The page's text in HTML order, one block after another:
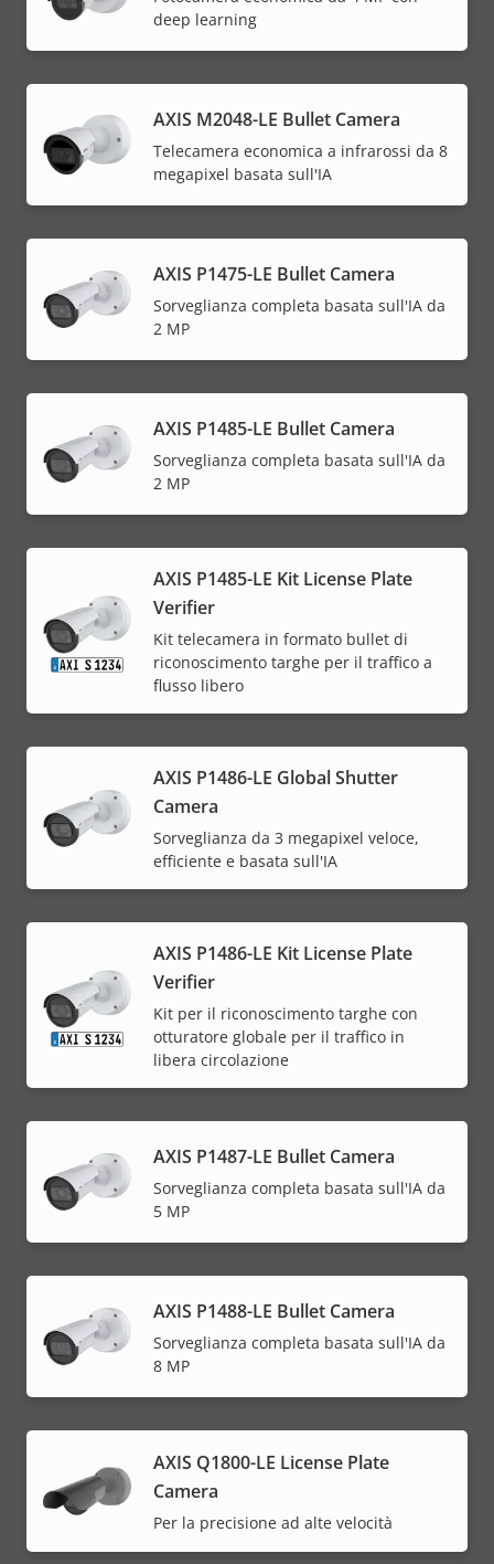
deep learning
AXIS M2048-LE Bullet Camera
Telecamera economica a infrarossi da 8
megapixel basata sull'IA
AXIS P1475-LE Bullet Camera
Sorveglianza completa basata sull'IA da
2 MP
AXIS P1485-LE Bullet Camera
Sorveglianza completa basata sull'IA da
2 MP
AXIS P1485-LE Kit License Plate
Verifier
Kit telecamera in formato bullet di
riconoscimento targhe per il traffico a
flusso libero
AXIS P1486-LE Global Shutter
Camera
Sorveglianza da 3 megapixel veloce,
efficiente e basata sull'IA
AXIS P1486-LE Kit License Plate
Verifier
Kit per il riconoscimento targhe con
otturatore globale per il traffico in
libera circolazione
AXIS P1487-LE Bullet Camera
Sorveglianza completa basata sull'IA da
5 MP
AXIS P1488-LE Bullet Camera
Sorveglianza completa basata sull'IA da
8 MP
AXIS Q1800-LE License Plate
Camera
Per la precisione ad alte velocità